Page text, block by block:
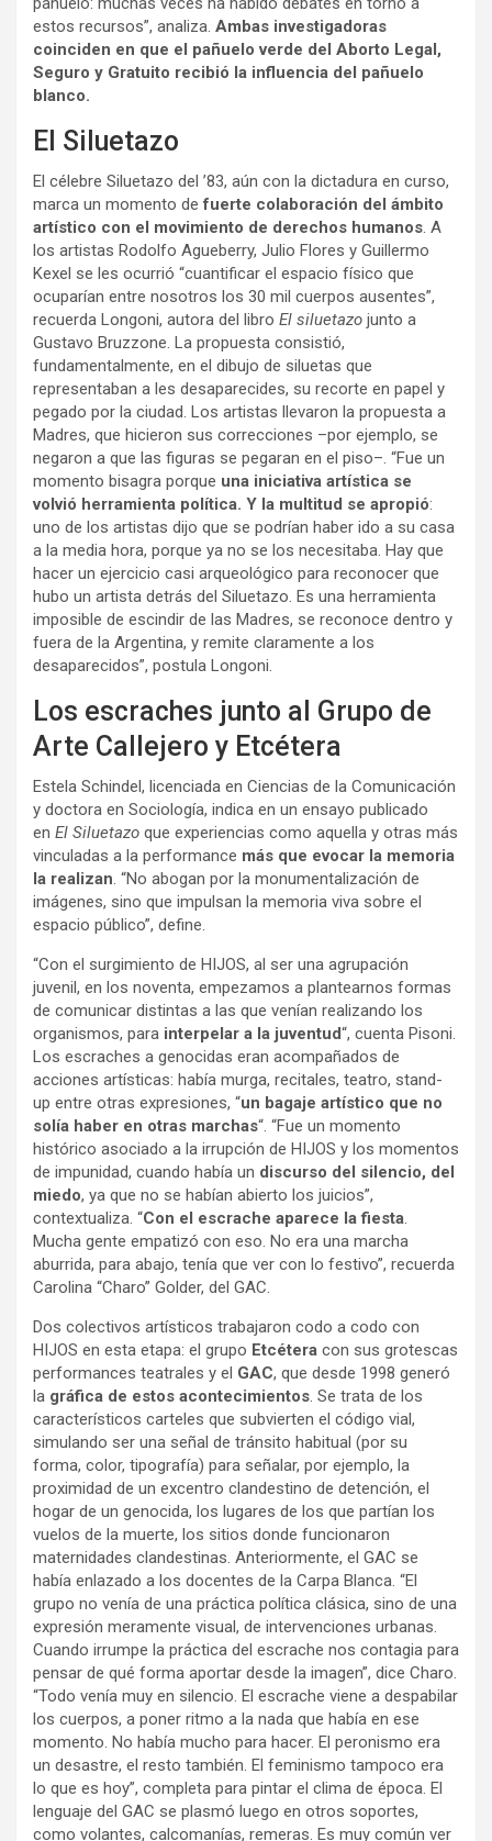
estos recursos”, analiza. Ambas investigadoras
coinciden en que el pañuelo verde del Aborto Legal,
Seguro y Gratuito recibió la influencia del pañuelo
blanco.
El Siluetazo
El célebre Siluetazo del ’83, aún con la dictadura en curso,
marca un momento defuerte colaboración del ámbito
artístico con el movimiento de derechos humanos . A
los artistas Rodolfo Agueberry, Julio Flores y Guillermo
Kexel se les ocurrió “cuantificar el espacio físico que
ocuparían entre nosotros los 30 mil cuerpos ausentes”,
recuerda Longoni, autora del libro El siluetazo junto a
Gustavo Bruzzone. La propuesta consistió,
fundamentalmente, en el dibujo de siluetas que
representaban a les desaparecides, su recorte en papel y
pegado por la ciudad. Los artistas llevaron la propuesta a
Madres, que hicieron sus correcciones –por ejemplo, se
negaron a que las figuras se pegaran en el piso–. “Fue un
momento bisagra porque una iniciativa artística se
volvió herramienta política. Y la multitud se apropió:
uno de los artistas dijo que se podrían haber ido a su casa
a la media hora, porque ya no se los necesitaba. Hay que
hacer un ejercicio casi arqueológico para reconocer que
hubo un artista detrás del Siluetazo. Es una herramienta
imposible de escindir de las Madres, se reconoce dentro y
fuera de la Argentina, y remite claramente a los
desaparecidos”, postula Longoni.
Los escraches junto al Grupo de
Arte Callejero y Etcétera
Estela Schindel, licenciada en Ciencias de la Comunicación
y doctora en Sociología, indica en un ensayo publicado
en El Siluetazo que experiencias como aquella y otras más
vinculadas a la performance más que evocar la memoria
la realizan . “No abogan por la monumentalización de
imágenes, sino que impulsan la memoria viva sobre el
espacio público”, define.
“Con el surgimiento de HIJOS, al ser una agrupación
juvenil, en los noventa, empezamos a plantearnos formas
de comunicar distintas a las que venían realizando los
organismos, para interpelar a la juventud“, cuenta Pisoni.
Los escraches a genocidas eran acompañados de
acciones artísticas: había murga, recitales, teatro, stand-
up entre otras expresiones, “un bagaje artístico que no
solía haber en otras marchas“. “Fue un momento
histórico asociado a la irrupción de HIJOS y los momentos
de impunidad, cuando había un discurso del silencio, del
miedo, ya que no se habían abierto los juicios”,
contextualiza. “Con el escrache aparece la fiesta
Mucha gente empatizó con eso. No era una marcha
aburrida, para abajo, tenía que ver con lo festivo”, recuerda
Carolina “Charo” Golder, del GAC.
Dos colectivos artísticos trabajaron codo a codo con
HIJOS en esta etapa: el grupo Etcétera con sus grotescas
performances teatrales y el GAC, que desde 1998 generó
la gráfica de estos acontecimientos . Se trata de los
característicos carteles que subvierten el código vial,
simulando ser una señal de tránsito habitual (por su
forma, color, tipografía) para señalar, por ejemplo, la
proximidad de un excentro clandestino de detención, el
hogar de un genocida, los lugares de los que partían los
vuelos de la muerte, los sitios donde funcionaron
maternidades clandestinas. Anteriormente, el GAC se
había enlazado a los docentes de la Carpa Blanca. “El
grupo no venía de una práctica política clásica, sino de una
expresión meramente visual, de intervenciones urbanas.
Cuando irrumpe la práctica del escrache nos contagia para
pensar de qué forma aportar desde la imagen”, dice Charo.
“Todo venía muy en silencio. El escrache viene a despabilar
los cuerpos, a poner ritmo a la nada que había en ese
momento. No había mucho para hacer. El peronismo era
un desastre, el resto también. El feminismo tampoco era
lo que es hoy”, completa para pintar el clima de época. El
lenguaje del GAC se plasmó luego en otros soportes,
como volantes, calcomanías, remeras. Es muy común ver